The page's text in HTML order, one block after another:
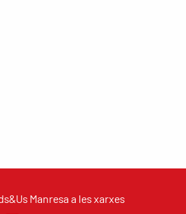
Manresa a les xarxes